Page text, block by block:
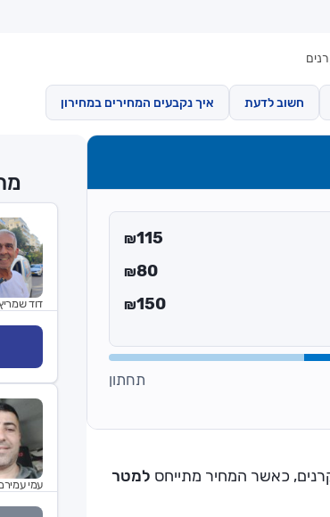
חשוב לדעת איך נקבעים המחירים במחירון
₪115
₪80
₪150
תחתון
כאשר המחיר מתייחס למטר
דוד
עמי